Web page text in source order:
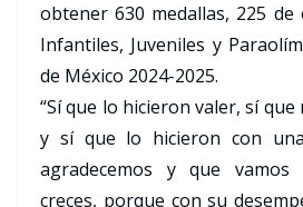
obtener 630 medallas, 225 de
Infantiles, Juveniles y
de México 2024-2025.
“Sí que lo hicieron valer, sí
y sí que lo hicieron con
agradecemos y que
creces, porque con su